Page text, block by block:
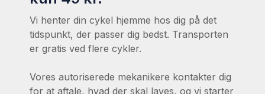
Vi henter din cykel hjemme hos dig på det
tidspunkt, der passer dig bedst. Transporten
er gratis ved flere cykler.
Vores autoriserede mekanikere kontakter dig
for at aftale, hvad der skal laves, og vi starter